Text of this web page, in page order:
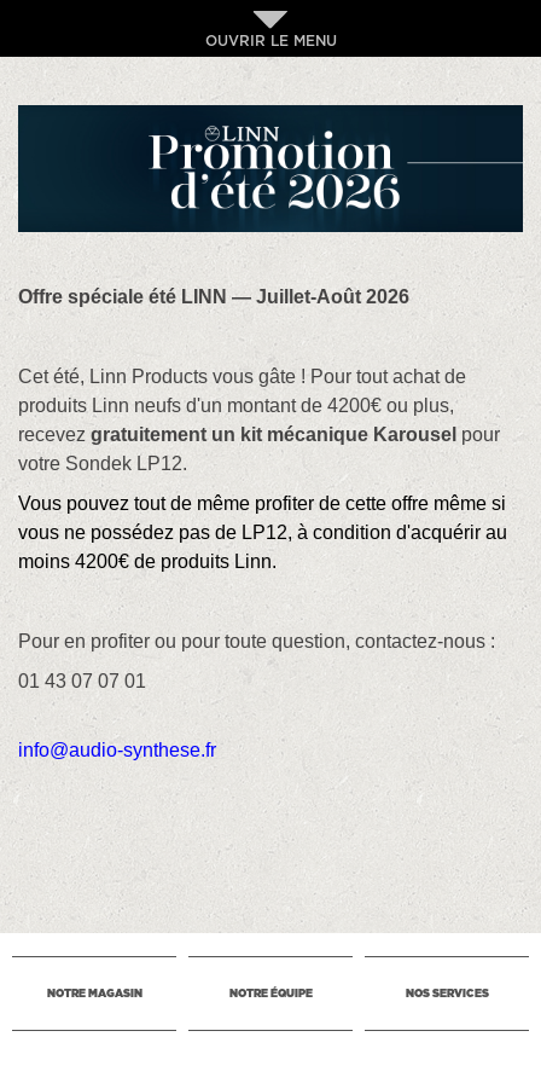
OUVRIR LE MENU
Offre spéciale été LINN — Juillet-Août 2026
Cet été, Linn Products vous gâte ! Pour tout achat de
produits Linn neufs d'un montant de 4200€ ou plus,
recevez gratuitement un kit mécanique Karousel pour
votre Sondek LP12.
Vous pouvez tout de même profiter de cette offre même si
vous ne possédez pas de LP12, à condition d'acquérir au
moins 4200€ de produits Linn.
Pour en profiter ou pour toute question, contactez-nous :
01 43 07 07 01
info@audio-synthese.fr
NOTRE MAGASIN NOTRE ÉQUIPE NOS SERVICES